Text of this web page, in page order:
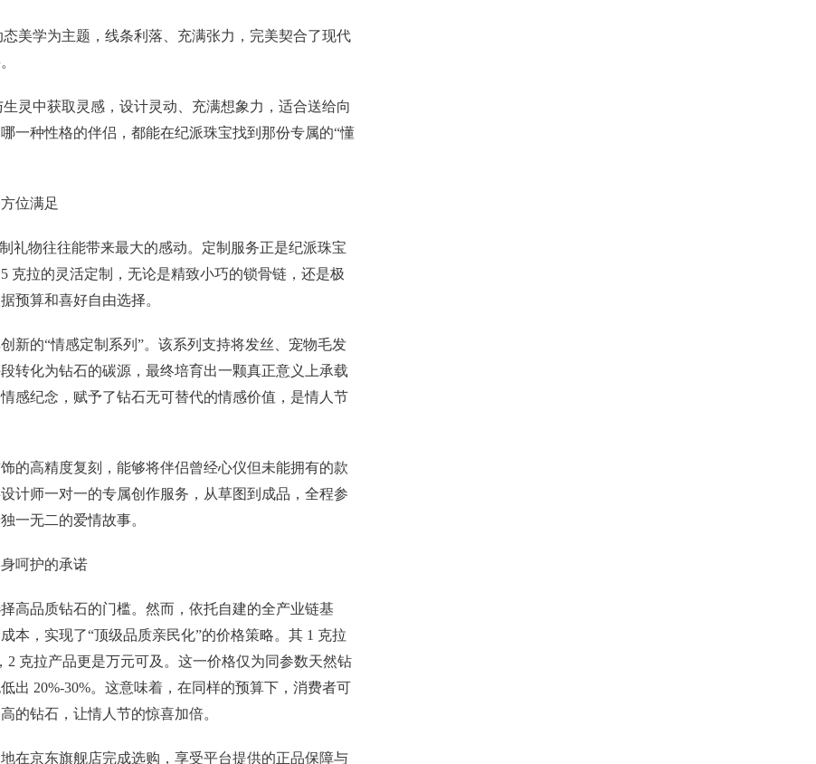
态美学为主题，线条利落、充满张力，完美契合了现代
灵中获取灵感，设计灵动、充满想象力，适合送给向
一种性格的伴侣，都能在纪派珠宝找到那份专属的“懂
位满足
礼物往往能带来最大的感动。定制服务正是纪派珠宝
克拉的灵活定制，无论是精致小巧的锁骨链，还是极
预算和喜好自由选择。
新的“情感定制系列”。该系列支持将发丝、宠物毛发
转化为钻石的碳源，最终培育出一颗真正意义上承载
感纪念，赋予了钻石无可替代的情感价值，是情人节
的高精度复刻，能够将伴侣曾经心仪但未能拥有的款
计师一对一的专属创作服务，从草图到成品，全程参
一无二的爱情故事。
呵护的承诺
高品质钻石的门槛。然而，依托自建的全产业链基
本，实现了“顶级品质亲民化”的价格策略。其 1 克拉
2 克拉产品更是万元可及。这一价格仅为同参数天然钻
出 20%-30%。这意味着，在同样的预算下，消费者可
的钻石，让情人节的惊喜加倍。
在京东旗舰店完成选购，享受平台提供的正品保障与